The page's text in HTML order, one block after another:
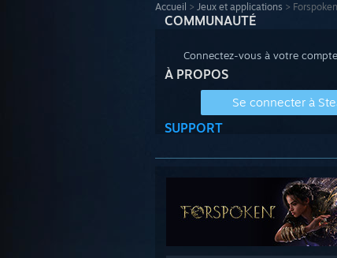
COMMUNAUTÉ
À PROPOS
SUPPORT
Accueil > Jeux et applications > Forspoken
Connectez-vous à votre
Se connecter à